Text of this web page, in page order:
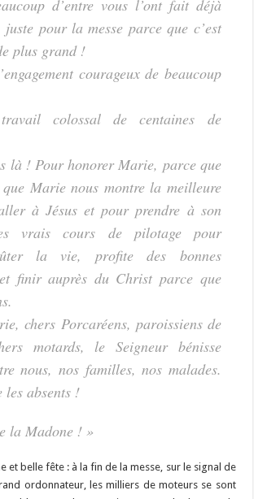
d’entre vous l’ont fait déjà
pour la messe parce que c’est
plus grand !
courageux de beaucoup
colossal de centaines de
là ! Pour honorer Marie, parce que
que Marie nous montre la meilleure
à Jésus et pour prendre à son
vrais cours de pilotage pour
la vie, profite des bonnes
finir auprès du Christ parce que
chers Porcaréens, paroissiens de
motards, le Seigneur bénisse
nous, nos familles, nos malades.
les absents !
la Madone ! »
et belle fête : à la fin de la messe, sur le signal de
ordonnateur, les milliers de moteurs se sont